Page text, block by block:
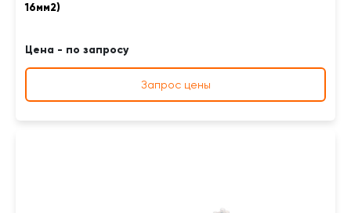
16мм2)
Цена - по запросу
Запрос цены